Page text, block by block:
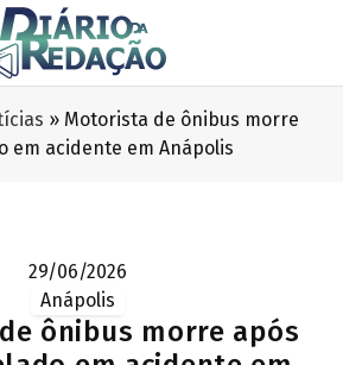
» Motorista de ônibus morre
em acidente em Anápolis
29/06/2026
Anápolis
ônibus morre após